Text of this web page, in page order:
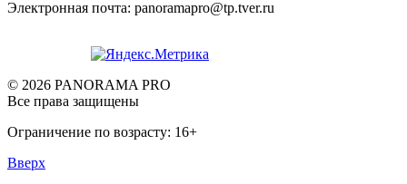
Электронная почта: panoramapro@tp.tver.ru
© 2026 PANORAMA PRO
Все права защищены
Ограничение по возрасту: 16+
Вверх